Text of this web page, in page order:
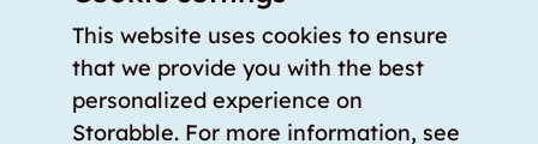
Press coverage
How to calculate the size of a storage room?
How much does a storage room cost?
This website uses cookies to ensure
that we provide you with the best
personalized experience on
Storabble. For more information, see